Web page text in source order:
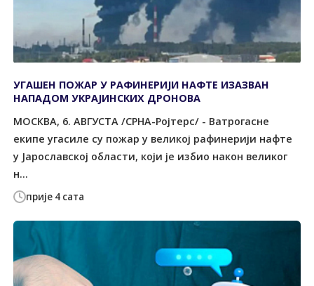
прије 4 сата
УГАШЕН ПОЖАР У РАФИНЕРИЈИ НАФТЕ ИЗАЗВАН
НАПАДОМ УКРАЈИНСКИХ ДРОНОВА
МОСКВА, 6. АВГУСТА /СРНА-Ројтерс/ - Ватрогасне
екипе угасиле су пожар у великој рафинерији нафте
у Јарославској области, који је избио након великог
н...